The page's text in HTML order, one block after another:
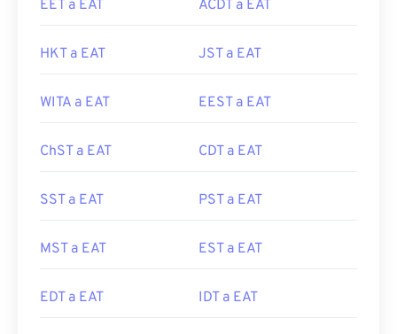
EET a EAT ACDT a EAT
HKT a EAT JST a EAT
WITA a EAT EEST a EAT
ChST a EAT CDT a EAT
SST a EAT PST a EAT
MST a EAT EST a EAT
EDT a EAT IDT a EAT